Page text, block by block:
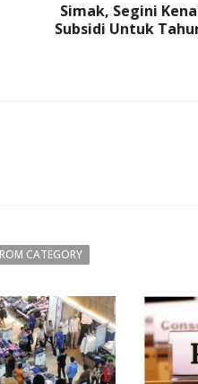
Simak, Segini
Subsidi Untuk
CATEGORY